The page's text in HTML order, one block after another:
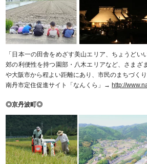
「日本一の田舎をめざす美山エリア、ちょうどい
郊の利便性を持つ園部・八木エリアなど、さまざ
や大阪市から程よい距離にあり、市民のまちづくり
南丹市定住促進サイト「なんくら」→http://
◎京丹波町◎